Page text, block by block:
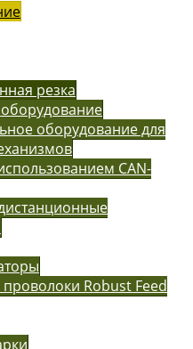
резка
оборудование для
CAN-
Robust Feed